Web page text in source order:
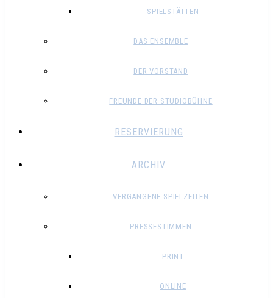
SPIELSTÄTTEN
DAS ENSEMBLE
DER VORSTAND
FREUNDE DER STUDIOBÜHNE
RESERVIERUNG
ARCHIV
VERGANGENE SPIELZEITEN
PRESSESTIMMEN
PRINT
ONLINE